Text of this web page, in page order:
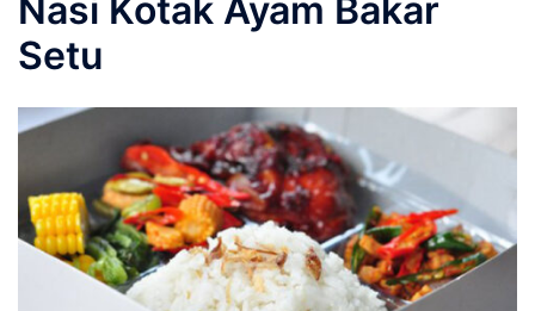
Nasi Kotak Ayam Bakar
Setu